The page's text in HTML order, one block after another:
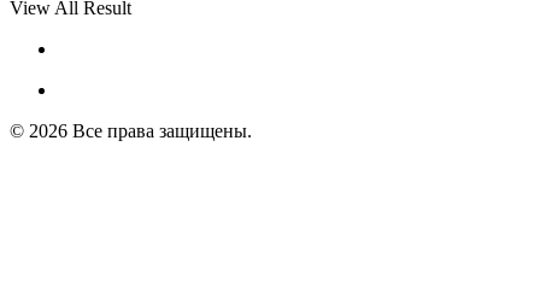
View All Result
© 2026 Все права защищены.